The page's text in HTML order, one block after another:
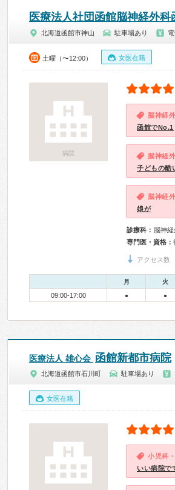
医療法人社団函館脳神経外
北海道函館市神山 駐車場あり
土曜（〜12:00） 女医在籍
病院
脳神経
函館でNo.1
脳神経
子どもの酷
脳神経
娘が
診療科： 脳神
専門医・資格：
アクセス数
月 火
09:00-17:00 ● ●
医療法人 雄心会 函館新都市病院
北海道函館市石川町 駐車場あり
女医在籍
小児科
いい病院で